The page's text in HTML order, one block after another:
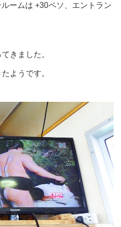
ームは +30ペソ、エントラン
きました。
ようです。